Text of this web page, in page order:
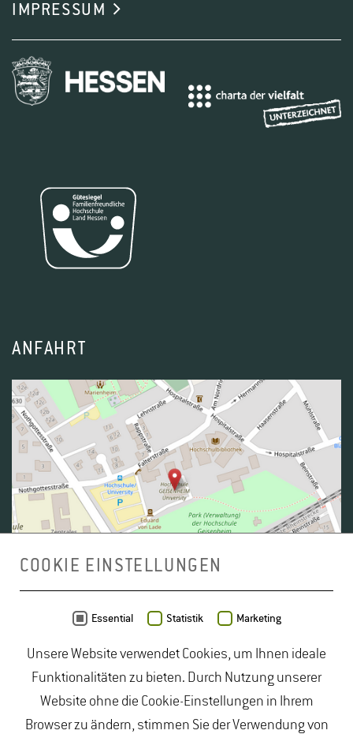
IMPRESSUM
ANFAHRT
OpenStreetMap- Veröffentlicht unterODbL
duales Studium Gartenbau| Gartenbau Studium|
Lebensmittelrecht Studium|Lebensmittelsicherheit
Studium| Naturschutz Studium|Oenologie
COOKIE EINSTELLUNGEN
Essential Statistik Marketing
Unsere Website verwendet Cookies, um Ihnen ideale
Funktionalitäten zu bieten. Durch Nutzung unserer
Website ohne die Cookie-Einstellungen in Ihrem
Browser zu ändern, stimmen Sie der Verwendung von